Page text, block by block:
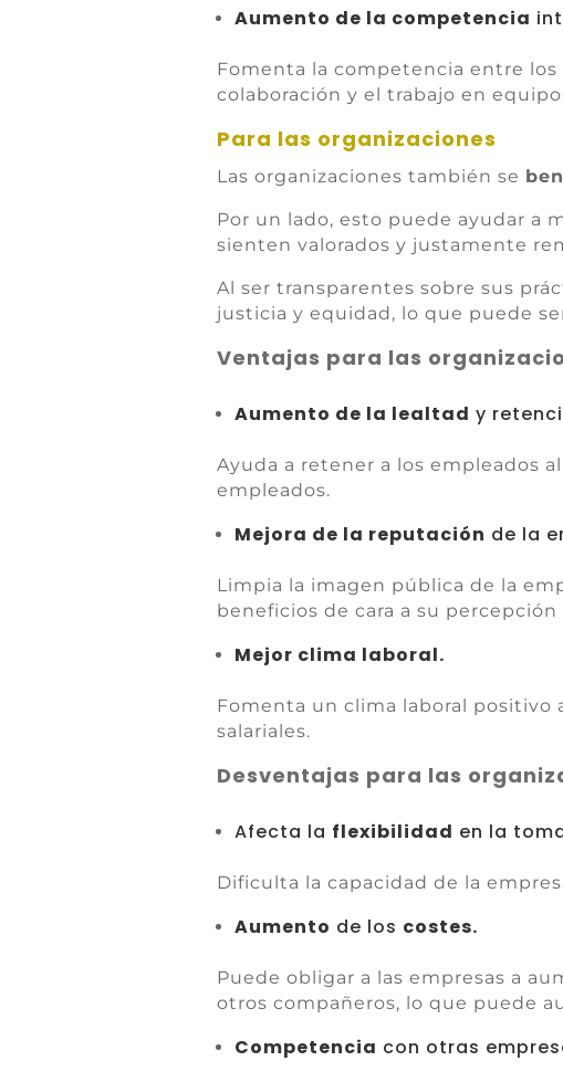
Aumento de la competencia
Fomenta la competencia entre los
colaboración y el trabajo en
Para las organizaciones
Las organizaciones también se
Por un lado, esto puede ayudar a
sienten valorados y justamente
Al ser transparentes sobre sus
justicia y equidad, lo que puede
Ventajas para las
Aumento de la lealtad y
Ayuda a retener a los empleados
empleados.
Mejora de la reputación de la
Limpia la imagen pública de la
beneficios de cara a su percepción
Mejor clima laboral.
Fomenta un clima laboral positivo
salariales.
Desventajas para las
Afecta la flexibilidad en la
Dificulta la capacidad de la
Aumento de los costes.
Puede obligar a las empresas a
otros compañeros, lo que puede
Competencia con otras